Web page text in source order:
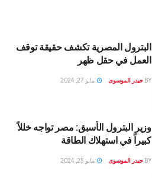
البترول المصرية تكشف حقيقة توقف
العمل في حقل ظهر
BY حيدر الموسوى مايو 27, 2024
وزير البترول الأسبق: مصر تواجه خللاً
كبيراً في استهلاك الطاقة
BY حيدر الموسوى مايو 25, 2024